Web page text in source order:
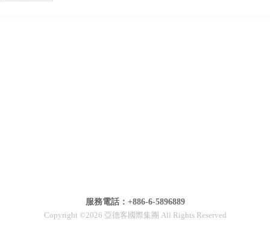
服務電話：+886-6-5896889
Copyright ©2026 亞德客國際集團 All Rights Reserved